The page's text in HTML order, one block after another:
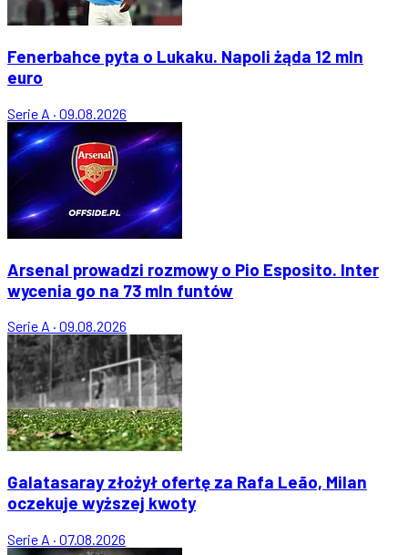
Fenerbahce pyta o Lukaku. Napoli żąda 12 mln
euro
Serie A · 09.08.2026
Arsenal prowadzi rozmowy o Pio Esposito. Inter
wycenia go na 73 mln funtów
Serie A · 09.08.2026
Galatasaray złożył ofertę za Rafa Leão, Milan
oczekuje wyższej kwoty
Serie A · 07.08.2026